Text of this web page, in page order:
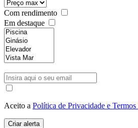
Com rendimento
Em destaque
Aceito a Política de Privacidade e Termos